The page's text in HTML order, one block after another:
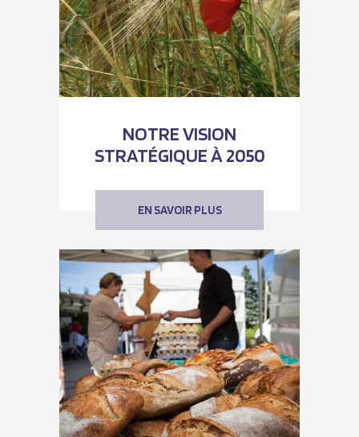
NOTRE VISION
STRATÉGIQUE À 2050
EN SAVOIR PLUS